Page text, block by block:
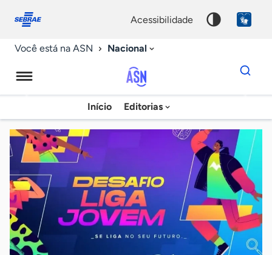
conosco
acessibilidade
Você está na ASN Nacional
Agência
Sebrae
Notícias
Início Editorias
Dados
para
chave